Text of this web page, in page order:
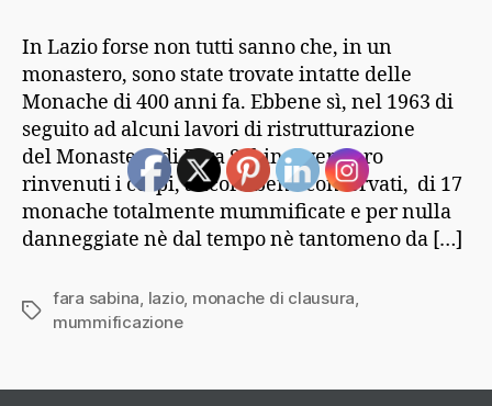
In Lazio forse non tutti sanno che, in un
monastero, sono state trovate intatte delle
Monache di 400 anni fa. Ebbene sì, nel 1963 di
seguito ad alcuni lavori di ristrutturazione
del Monastero di Fara Sabina, vennero
rinvenuti i corpi, ancora bene conservati, di 17
monache totalmente mummificate e per nulla
danneggiate nè dal tempo nè tantomeno da […]
Tag
fara sabina lazio, monache di clausura
mummificazione